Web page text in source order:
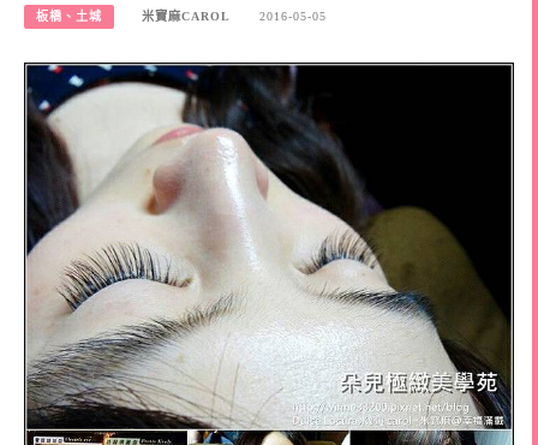
板橋、土城 米寶麻CAROL 2016-05-05